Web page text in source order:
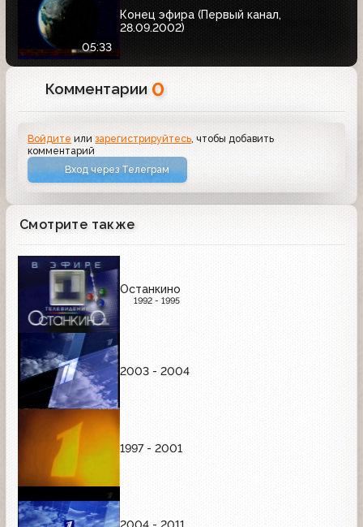
05:33
Конец эфира (Первый канал,
28.09.2002)
Комментарии 0
Войдите илизарегистрируйтесь , чтобы добавить
комментарий
Вход через Телеграм
Смотрите также
Останкино
1992 - 1995
2003 - 2004
1997 - 2001